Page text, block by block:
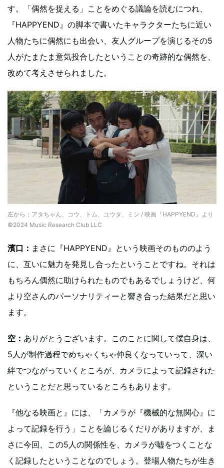
す。「偶然を捉える」ことをめぐる議論を読むにつれ、
『HAPPYEND』の脚本で書いたキャラクターたちに近い
人物たちに偶然にも出会い、友人グループを演じるその5
人がたまたま意気投合したということの奇跡的な偶然を、
改めて考えさせられました。
左から：アタちゃん、コウ、トム、ユウタ、ミン / 映画『HAPPYEND』より
©2024 Music Research Club LLC
濱口： まさに『HAPPYEND』という映画そのもののよう
に、互いに魅力を発見し合ったということですね。それは
もちろん偶然に助けられたものでもあるでしょうけど、何
より空さんのパーソナリティーと響き合った結果だと思い
ます。
空： ありがとうございます。このことに関して僕自身は、
5人が制作過程でめちゃくちゃ仲良くなっていって、深い
絆でつながっていくところが、カメラによって記録された
ということだと思っているところもあります。
『他なる映画と』には、「カメラが『機械的な無関心』に
よって記録を行う」ことを論じるくだりがありますが、ま
さに今回、この5人の関係性を、カメラが嘘をつくことな
く記録したということなのでしょう。登場人物たちが生き